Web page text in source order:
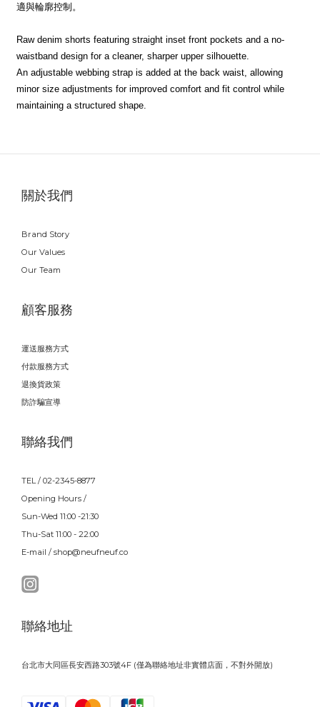
適與輪廓控制。
Raw denim shorts featuring straight inset front pockets and a no-
waistband design for a cleaner, sharper upper silhouette.
An adjustable webbing strap is added at the back waist, allowing
minor size adjustments for improved comfort and fit control while
maintaining a structured shape.
關於我們
Brand Story
Our Values
Our Team
顧客服務
運送服務方式
付款服務方式
退換貨政策
防詐騙宣導
聯絡我們
TEL / 02-2345-8877
Opening Hours /
Sun-Wed 11:00 -21:30
Thu-Sat 11:00 - 22:00
E-mail / shop@neufneuf.co
聯絡地址
台北市大同區長安西路303號4F (僅為聯絡地址非實體店面，不對外開放)